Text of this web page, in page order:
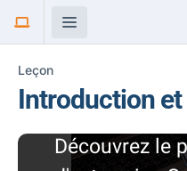
Leçon
Introduction